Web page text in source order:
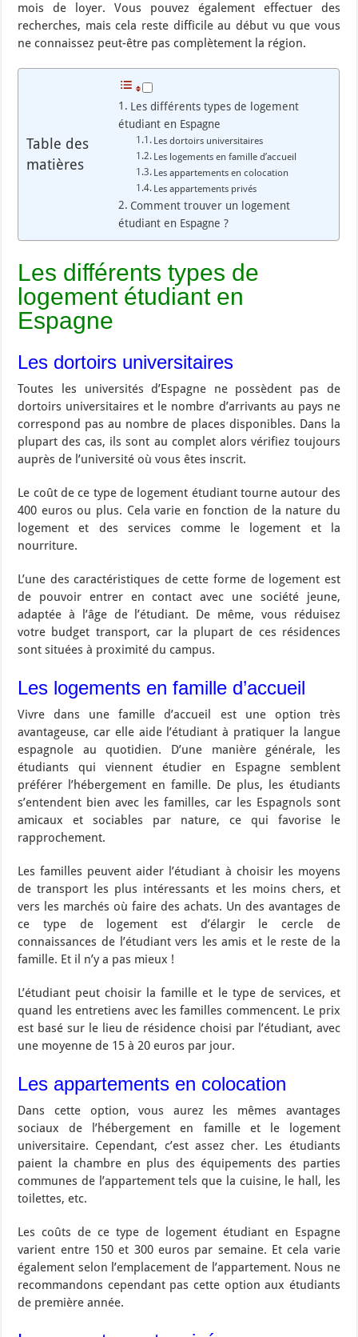
mois de loyer. Vous pouvez également effectuer des
recherches, mais cela reste difficile au début vu que vous
ne connaissez peut-être pas complètement la région.
Table des
matières
Les différents types de logement
étudiant en Espagne
Les dortoirs universitaires
Les logements en famille d’accueil
Les appartements en colocation
Les appartements privés
Comment trouver un logement
étudiant en Espagne ?
Les différents types de
logement étudiant en
Espagne
Les dortoirs universitaires
Toutes les universités d’Espagne ne possèdent pas de
dortoirs universitaires et le nombre d’arrivants au pays ne
correspond pas au nombre de places disponibles. Dans la
plupart des cas, ils sont au complet alors vérifiez toujours
auprès de l’université où vous êtes inscrit.
Le coût de ce type de logement étudiant tourne autour des
400 euros ou plus. Cela varie en fonction de la nature du
logement et des services comme le logement et la
nourriture.
L’une des caractéristiques de cette forme de logement est
de pouvoir entrer en contact avec une société jeune,
adaptée à l’âge de l’étudiant. De même, vous réduisez
votre budget transport, car la plupart de ces résidences
sont situées à proximité du campus.
Les logements en famille d’accueil
Vivre dans une famille d’accueil est une option très
avantageuse, car elle aide l’étudiant à pratiquer la langue
espagnole au quotidien. D’une manière générale, les
étudiants qui viennent étudier en Espagne semblent
préférer l’hébergement en famille. De plus, les étudiants
s’entendent bien avec les familles, car les Espagnols sont
amicaux et sociables par nature, ce qui favorise le
rapprochement.
Les familles peuvent aider l’étudiant à choisir les moyens
de transport les plus intéressants et les moins chers, et
vers les marchés où faire des achats. Un des avantages de
ce type de logement est d’élargir le cercle de
connaissances de l’étudiant vers les amis et le reste de la
famille. Et il n’y a pas mieux !
L’étudiant peut choisir la famille et le type de services, et
quand les entretiens avec les familles commencent. Le prix
est basé sur le lieu de résidence choisi par l’étudiant, avec
une moyenne de 15 à 20 euros par jour.
Les appartements en colocation
Dans cette option, vous aurez les mêmes avantages
sociaux de l’hébergement en famille et le logement
universitaire. Cependant, c’est assez cher. Les étudiants
paient la chambre en plus des équipements des parties
communes de l’appartement tels que la cuisine, le hall, les
toilettes, etc.
Les coûts de ce type de logement étudiant en Espagne
varient entre 150 et 300 euros par semaine. Et cela varie
également selon l’emplacement de l’appartement. Nous ne
recommandons cependant pas cette option aux étudiants
de première année.